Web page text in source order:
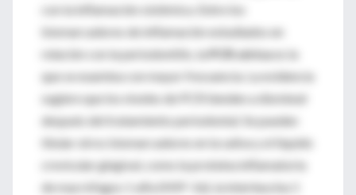
con la inflamación sistémica. Entre los
biomarcadores de inflamación estudiados en
relación con la periodontitis, laPCR séricaes la
que se examina con mayor frecuencia. La evidencia
sugiere que los niveles de PCR tienden a disminuir
después del tratamiento periodontal. Se pueden
titular otros biomarcadores en la saliva y el líquido
crevicular gingival, como la proteína inflamatoria
de macrófagos 1 alfa (MIP-1α), la interleucina 1